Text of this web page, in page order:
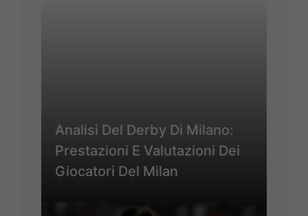
Analisi Del Derby Di Milano:
Prestazioni E Valutazioni Dei
Giocatori Del Milan